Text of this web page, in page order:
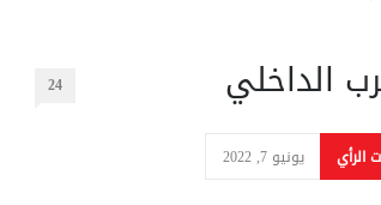
الداخلي 24
الرأي يونيو 7, 2022